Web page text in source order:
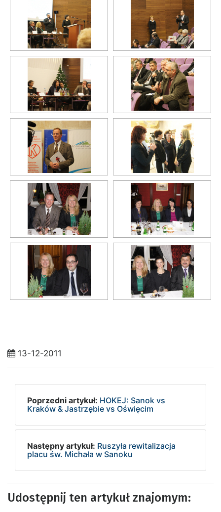
13-12-2011
Poprzedni artykuł: HOKEJ: Sanok vs
Kraków & Jastrzębie vs Oświęcim
Następny artykuł: Ruszyła rewitalizacja
placu św. Michała w Sanoku
Udostępnij ten artykuł znajomym: